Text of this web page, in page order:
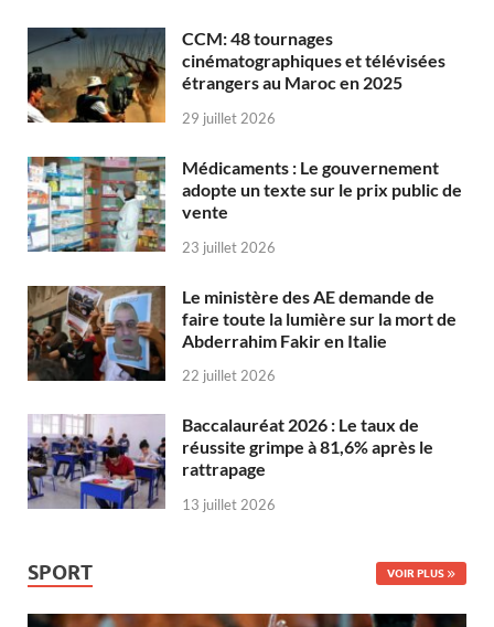
CCM: 48 tournages
cinématographiques et télévisées
étrangers au Maroc en 2025
29 juillet 2026
Médicaments : Le gouvernement
adopte un texte sur le prix public de
vente
23 juillet 2026
Le ministère des AE demande de
faire toute la lumière sur la mort de
Abderrahim Fakir en Italie
22 juillet 2026
Baccalauréat 2026 : Le taux de
réussite grimpe à 81,6% après le
rattrapage
13 juillet 2026
SPORT VOIR PLUS